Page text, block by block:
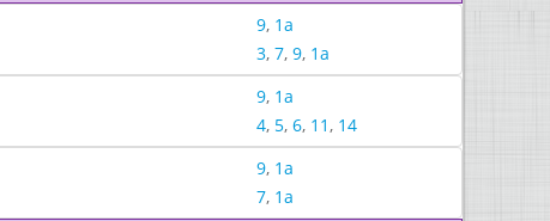
9, 1a
3, 7, 9, 1a
9, 1a
4, 5, 6, 11, 14
9, 1a
7, 1a